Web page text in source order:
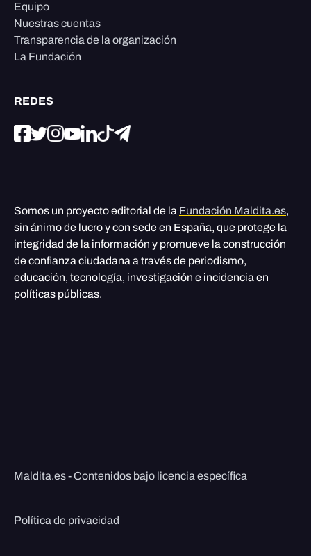
Equipo
Nuestras cuentas
Transparencia de la organización
La Fundación
REDES
Somos un proyecto editorial de la Fundación Maldita.es,
sin ánimo de lucro y con sede en España, que protege la
integridad de la información y promueve la construcción
de confianza ciudadana a través de periodismo,
educación, tecnología, investigación e incidencia en
políticas públicas.
Maldita.es - Contenidos bajo licencia específica
Política de privacidad